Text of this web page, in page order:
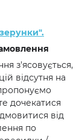
з'ясовується,
відсутня на
дочекатися
від
по